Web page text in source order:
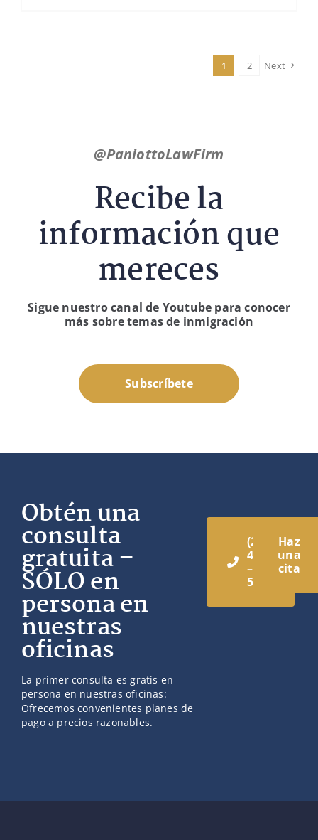
1 2 Next
@PaniottoLawFirm
Recibe la
información que
mereces
Sigue nuestro canal de Youtube para conocer
más sobre temas de inmigración
Subscríbete
Obtén una
consulta
gratuita –
SÓLO en
persona en
nuestras
oficinas
La primer consulta es gratis en
persona en nuestras oficinas:
Ofrecemos convenientes planes de
pago a precios razonables.
(213)
444
–
5242
Haz
una
cita